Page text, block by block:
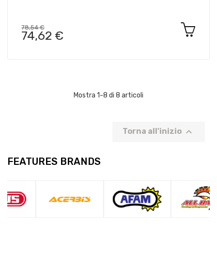
78,54 €
74,62 €
Mostra 1-8 di 8 articoli
Torna all'inizio 
FEATURES BRANDS